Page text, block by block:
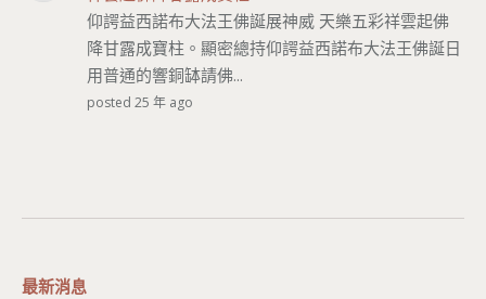
仰諤益西諾布大法王佛誕展神威 天樂五彩祥雲起佛
降甘露成寶柱。顯密總持仰諤益西諾布大法王佛誕日
用普通的響銅缽請佛...
posted 25 年 ago
最新消息